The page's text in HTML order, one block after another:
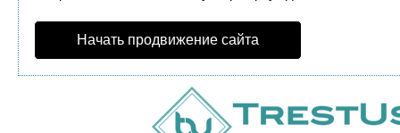
Начать продвижение сайта